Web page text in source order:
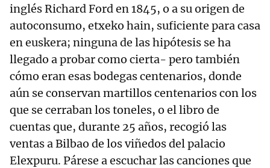
inglés Richard Ford en 1845, o a su origen de
autoconsumo, etxeko hain, suficiente para casa
en euskera; ninguna de las hipótesis se ha
llegado a probar como cierta- pero también
cómo eran esas bodegas centenarios, donde
aún se conservan martillos centenarios con los
que se cerraban los toneles, o el libro de
cuentas que, durante 25 años, recogió las
ventas a Bilbao de los viñedos del palacio
Elexpuru. Párese a escuchar las canciones que